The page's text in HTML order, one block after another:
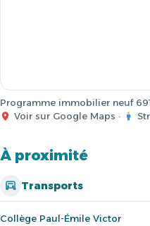
Programme immobilier neuf
Voir sur Google Maps ·
À proximité
Transports
Collège Paul-Émile Victor